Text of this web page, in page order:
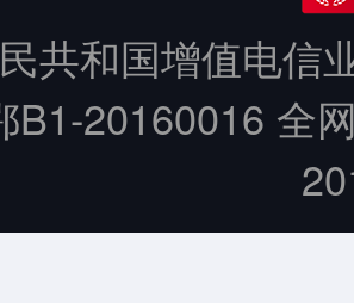
民共和国增值电
B1-20160016 全